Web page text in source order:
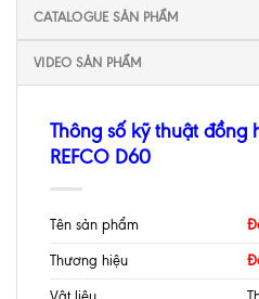
CATALOGUE SẢN PHẨM
VIDEO SẢN PHẨM
Thông số kỹ thuật đồng
REFCO D60
Tên sản phẩm
Thương hiệu